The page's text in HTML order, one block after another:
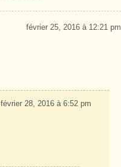
février 25, 2016 à 12:21 pm
février 28, 2016 à 6:52 pm